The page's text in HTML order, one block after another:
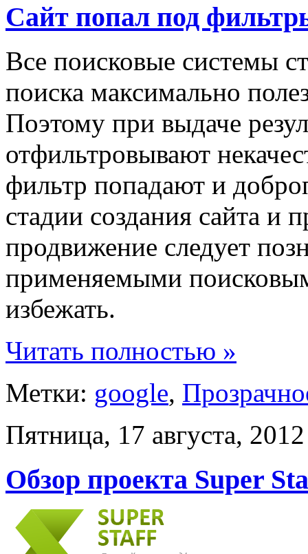
Cайт попал под
Все поисковые системы
поиска максимально
Поэтому при выдаче
отфильтровывают
фильтр попадают и
стадии создания сайта и
продвижение следует
применяемыми
избежать.
Читать полностью »
Метки: google,
Пятница, 17 августа, 2012
Обзор проекта Super